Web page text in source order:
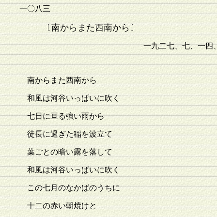
一〇八三
〔南からまた西南から〕
一九二七、七、一四
南からまた西南から
和風は河谷いっぱいに吹く
七日に亘る強い雨から
徒長に過ぎた稲を波立て
葉ごとの暗い露を落して
和風は河谷いっぱいに吹く
この七月のなかばのうちに
十二の赤い朝焼けと